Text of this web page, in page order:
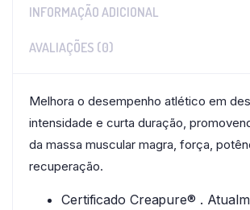
INFORMAÇÃO ADICIONAL
AVALIAÇÕES (0)
Melhora o desempenho atlético em
intensidade e curta duração,
da massa muscular magra, força,
recuperação.
Certificado Creapure® .